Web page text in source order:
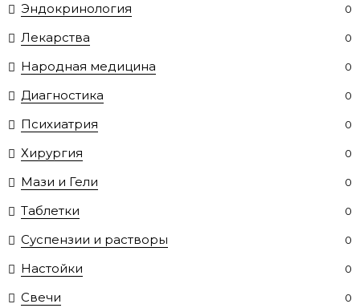
Эндокринология 0
Лекарства 0
Народная медицина 0
Диагностика 0
Психиатрия 0
Хирургия 0
Мази и Гели 0
Таблетки 0
Суспензии и растворы 0
Настойки 0
Свечи 0